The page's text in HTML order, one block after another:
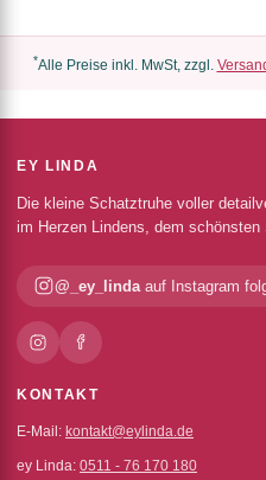
*Alle Preise inkl. MwSt, zzgl.
EY LINDA
Die kleine Schatztruhe voller
im Herzen Lindens, dem schönsten
@_ey_linda auf Instagram
KONTAKT
E-Mail: kontakt@eylinda.de
ey Linda: 0511 - 76 170 180